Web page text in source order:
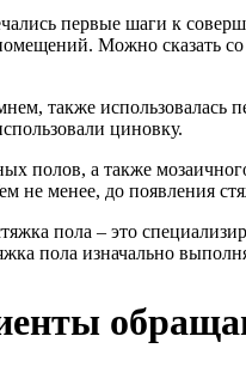
первые шаги к
Можно сказать
также использовалась
циновку.
полов, а также
не менее, до появления
пола – это
пола изначально